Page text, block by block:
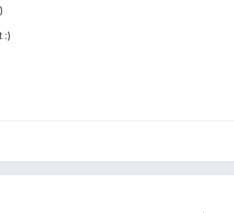
:)